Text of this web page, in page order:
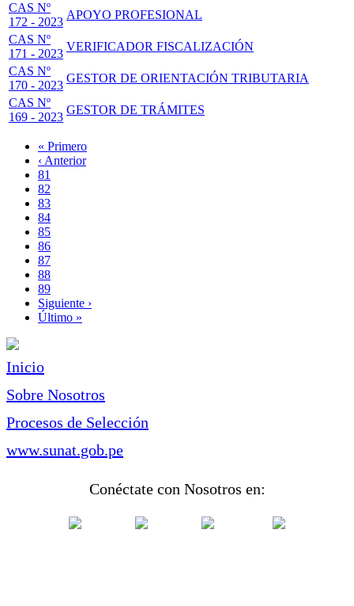
CAS Nº
172 - 2023
APOYO PROFESIONAL
CAS Nº
171 - 2023
VERIFICADOR FISCALIZACIÓN
CAS Nº
170 - 2023
GESTOR DE ORIENTACIÓN TRIBUTARIA
CAS Nº
169 - 2023
GESTOR DE TRÁMITES
Paginación
Primera
página
« Primero
Página
anterior
‹ Anterior
Page
81
Page
82
Page
83
Page
84
Página
actual
85
Page
86
Page
87
Page
88
Page
89
Siguiente
página
Siguiente ›
Última
Último »
Inicio
Sobre Nosotros
Procesos de Selección
www.sunat.gob.pe
Conéctate con Nosotros en: